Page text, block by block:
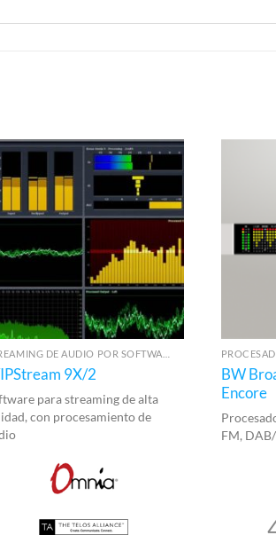
9X/2
para streaming de alta
con procesamiento de
BW
Encore
FM,